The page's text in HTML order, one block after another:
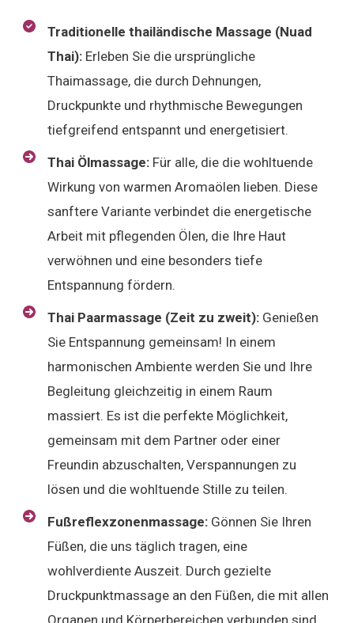
Traditionelle thailändische Massage (Nuad
Thai): Erleben Sie die ursprüngliche
Thaimassage, die durch Dehnungen,
Druckpunkte und rhythmische Bewegungen
tiefgreifend entspannt und energetisiert.
Thai Ölmassage: Für alle, die die wohltuende
Wirkung von warmen Aromaölen lieben. Diese
sanftere Variante verbindet die energetische
Arbeit mit pflegenden Ölen, die Ihre Haut
verwöhnen und eine besonders tiefe
Entspannung fördern.
Thai Paarmassage (Zeit zu zweit): Genießen
Sie Entspannung gemeinsam! In einem
harmonischen Ambiente werden Sie und Ihre
Begleitung gleichzeitig in einem Raum
massiert. Es ist die perfekte Möglichkeit,
gemeinsam mit dem Partner oder einer
Freundin abzuschalten, Verspannungen zu
lösen und die wohltuende Stille zu teilen.
Fußreflexzonenmassage: Gönnen Sie Ihren
Füßen, die uns täglich tragen, eine
wohlverdiente Auszeit. Durch gezielte
Druckpunktmassage an den Füßen, die mit allen